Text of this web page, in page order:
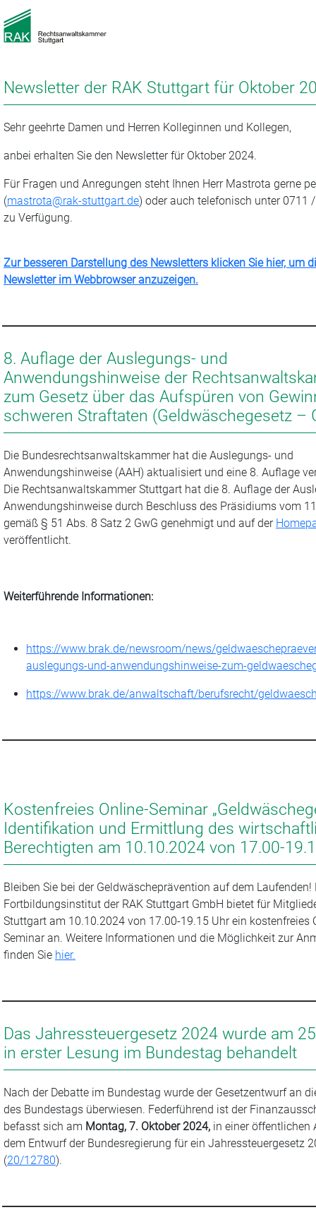
Newsletter der RAK Stuttgart für Oktober
Sehr geehrte Damen und Herren Kolleginnen und Kollegen,
anbei erhalten Sie den Newsletter für Oktober 2024.
Für Fragen und Anregungen steht Ihnen Herr Mastrota gerne
(mastrota@rak-stuttgart.de) oder auch telefonisch unter 0711
zu Verfügung.
Zur besseren Darstellung des Newsletters klicken Sie hier, um
Newsletter im Webbrowser anzuzeigen.
8. Auflage der Auslegungs- und
Anwendungshinweise der
zum Gesetz über das Aufspüren von
schweren Straftaten (Geldwäschegesetz –
Die Bundesrechtsanwaltskammer hat die Auslegungs- und
Anwendungshinweise (AAH) aktualisiert und eine 8. Auflage
Die Rechtsanwaltskammer Stuttgart hat die 8. Auflage der
Anwendungshinweise durch Beschluss des Präsidiums vom
gemäß § 51 Abs. 8 Satz 2 GwG genehmigt und auf der
veröffentlicht.
Weiterführende Informationen:
https://www.brak.de/newsroom/news/
auslegungs-und-anwendungshinweise-zum-
https://www.brak.de/anwaltschaft/berufsrecht/
Kostenfreies Online-Seminar
Identifikation und Ermittlung des
Berechtigten am 10.10.2024 von 17.00-
Bleiben Sie bei der Geldwäscheprävention auf dem Laufenden!
Fortbildungsinstitut der RAK Stuttgart GmbH bietet für
Stuttgart am 10.10.2024 von 17.00-19.15 Uhr ein kostenfreies
Seminar an. Weitere Informationen und die Möglichkeit zur
finden Sie hier.
Das Jahressteuergesetz 2024 wurde am
in erster Lesung im Bundestag behandelt
Nach der Debatte im Bundestag wurde der Gesetzentwurf an
des Bundestags überwiesen. Federführend ist der
befasst sich am Montag, 7. Oktober 2024, in einer öffentlichen
dem Entwurf der Bundesregierung für ein Jahressteuergesetz
(20/12780).